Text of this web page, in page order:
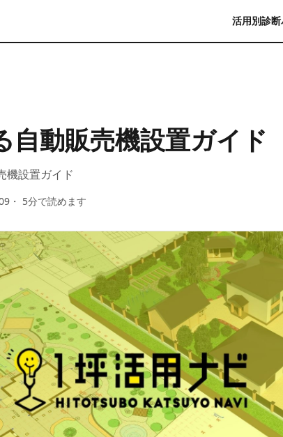
活用別診断
自動販売機設置ガイド
機設置ガイド
・ 5分で読めます